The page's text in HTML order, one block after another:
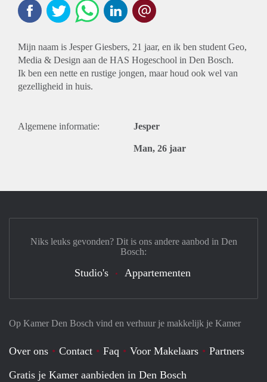
Mijn naam is Jesper Giesbers, 21 jaar, en ik ben student Geo,
Media & Design aan de HAS Hogeschool in Den Bosch.
Ik ben een nette en rustige jongen, maar houd ook wel van
gezelligheid in huis.
Algemene informatie: Jesper
Man, 26 jaar
Op Kamer Den Bosch vind en verhuur je makkelijk je Kamer
Over ons Contact Faq Voor Makelaars
Partners
Gratis je Kamer aanbieden in Den Bosch
Niks leuks gevonden? Dit is ons andere aanbod in Den
Bosch:
Studio's Appartementen